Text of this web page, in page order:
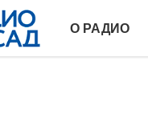
О РАДИО